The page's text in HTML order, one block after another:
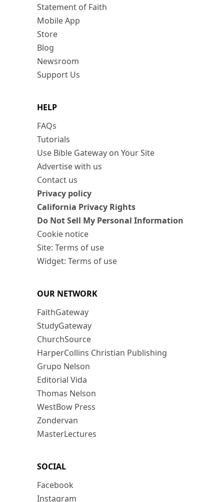
Statement of Faith
Mobile App
Store
Blog
Newsroom
Support Us
HELP
FAQs
Tutorials
Use Bible Gateway on Your Site
Advertise with us
Contact us
Privacy policy
California Privacy Rights
Do Not Sell My Personal Information
Cookie notice
Site: Terms of use
Widget: Terms of use
OUR NETWORK
FaithGateway
StudyGateway
ChurchSource
HarperCollins Christian Publishing
Grupo Nelson
Editorial Vida
Thomas Nelson
WestBow Press
Zondervan
MasterLectures
SOCIAL
Facebook
Instagram